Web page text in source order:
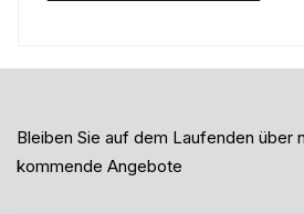
Bleiben Sie auf dem Laufenden über
kommende Angebote